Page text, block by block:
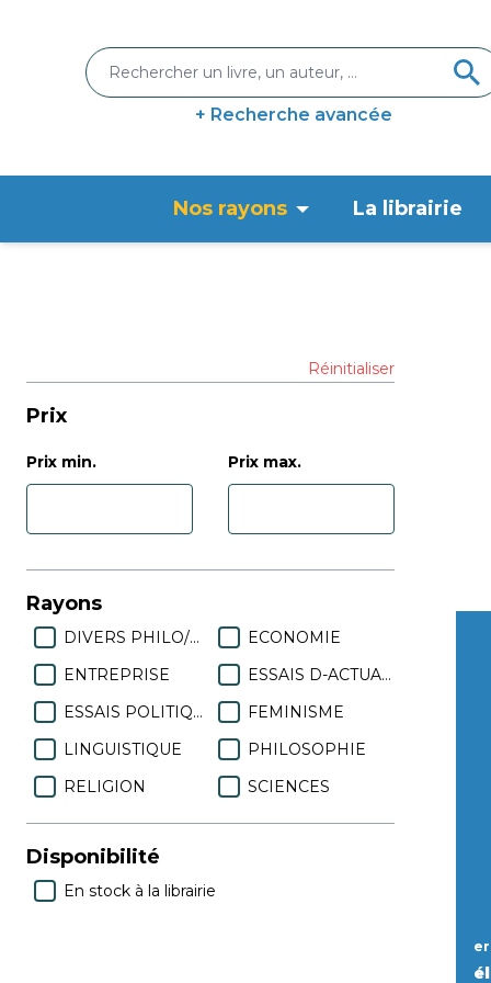
+ Recherche avancée
Nos rayons La librairie
Réinitialiser
Prix
Prix min. Prix max.
Rayons
DIVERS PHILO/POLITIQUE
ECONOMIE
ENTREPRISE
ESSAIS D-ACTUALITES
ESSAIS POLITIQUES
FEMINISME
LINGUISTIQUE
PHILOSOPHIE
RELIGION
SCIENCES
Disponibilité
En stock à la librairie